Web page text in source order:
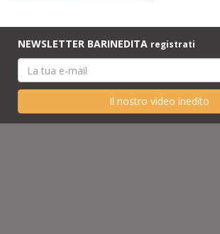
NEWSLETTER BARINEDITA registrati
Il nostro video inedito